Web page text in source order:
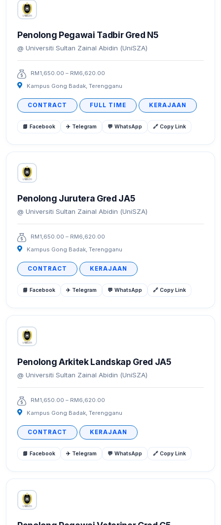
Penolong Pegawai Tadbir Gred N5
Universiti Sultan Zainal Abidin (UniSZA)
RM1,650.00 – RM6,620.00
Kampus Gong Badak, Terengganu
CONTRACT FULL TIME KERAJAAN
📘 Facebook ✈️ Telegram 💬 WhatsApp 🔗 Copy Link
Penolong Jurutera Gred JA5
Universiti Sultan Zainal Abidin (UniSZA)
RM1,650.00 – RM6,620.00
Kampus Gong Badak, Terengganu
CONTRACT KERAJAAN
📘 Facebook ✈️ Telegram 💬 WhatsApp 🔗 Copy Link
Penolong Arkitek Landskap Gred JA5
Universiti Sultan Zainal Abidin (UniSZA)
RM1,650.00 – RM6,620.00
Kampus Gong Badak, Terengganu
CONTRACT KERAJAAN
📘 Facebook ✈️ Telegram 💬 WhatsApp 🔗 Copy Link